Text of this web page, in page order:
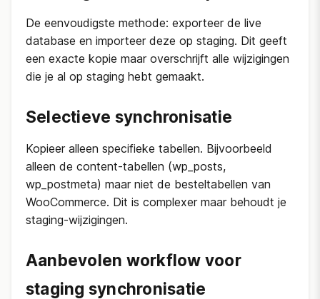
De eenvoudigste methode: exporteer de live
database en importeer deze op staging. Dit geeft
een exacte kopie maar overschrijft alle wijzigingen
die je al op staging hebt gemaakt.
Selectieve synchronisatie
Kopieer alleen specifieke tabellen. Bijvoorbeeld
alleen de content-tabellen (wp_posts,
wp_postmeta) maar niet de besteltabellen van
WooCommerce. Dit is complexer maar behoudt je
staging-wijzigingen.
Aanbevolen workflow voor
staging synchronisatie